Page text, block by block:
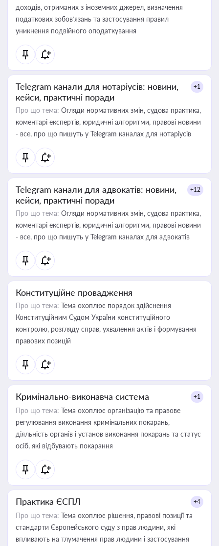
доходів, отриманих з іноземних джерел, визначення
податкових зобов’язань та застосування правил
уникнення подвійного оподаткування
Telegram канали для нотаріусів: новини,
кейси, практичні поради
+1
Про що тема: Огляди нормативних змін, судова практика,
коментарі експертів, юридичні алгоритми, правові новини
- все, про що пишуть у Telegram каналах для нотаріусів
Telegram канали для адвокатів: новини,
кейси, практичні поради
+12
Про що тема: Огляди нормативних змін, судова практика,
коментарі експертів, юридичні алгоритми, правові новини
- все, про що пишуть у Telegram каналах для адвокатів
Конституційне провадження
Про що тема: Тема охоплює порядок здійснення
Конституційним Судом України конституційного
контролю, розгляду справ, ухвалення актів і формування
правових позицій
Кримінально-виконавча система +1
Про що тема: Тема охоплює організацію та правове
регулювання виконання кримінальних покарань,
діяльність органів і установ виконання покарань та статус
осіб, які відбувають покарання
Практика ЄСПЛ +4
Про що тема: Тема охоплює рішення, правові позиції та
стандарти Європейського суду з прав людини, які
впливають на тлумачення прав людини і застосування